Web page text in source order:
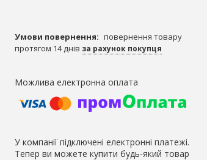
повернення товару
протягом 14 днів за рахунок покупця
У компанії підключені електронні платежі.
Тепер ви можете купити будь-який товар